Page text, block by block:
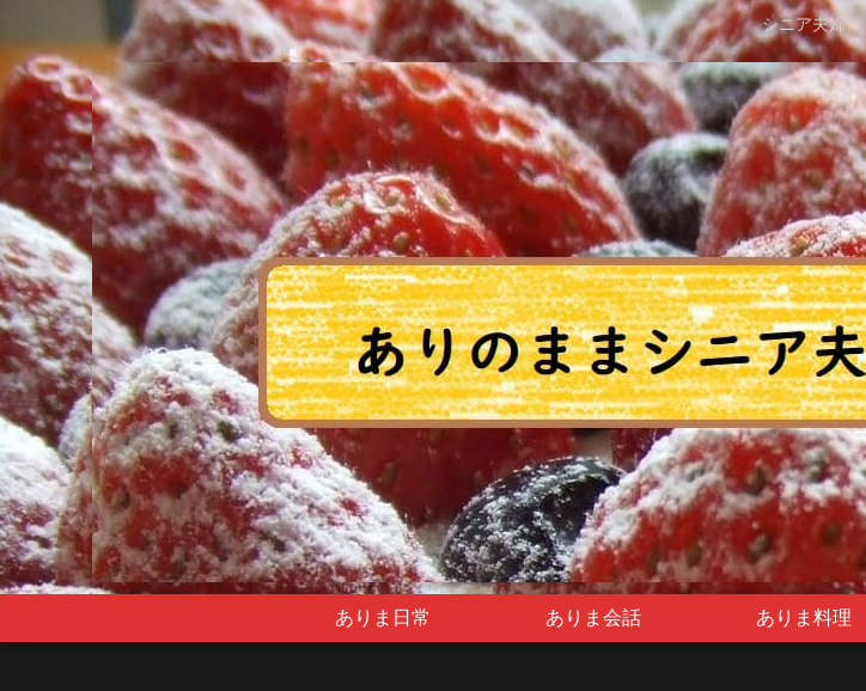
シニア夫婦
ありま日常 ありま会話 ありま料理